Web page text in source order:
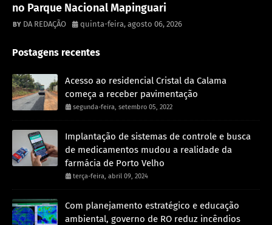
no Parque Nacional Mapinguari
DA REDAÇÃO quinta-feira, agosto 06, 2026
Postagens recentes
Acesso ao residencial Cristal da Calama
começa a receber pavimentação
segunda-feira, setembro 05, 2022
Implantação de sistemas de controle e busca
de medicamentos mudou a realidade da
farmácia de Porto Velho
terça-feira, abril 09, 2024
Com planejamento estratégico e educação
ambiental, governo de RO reduz incêndios